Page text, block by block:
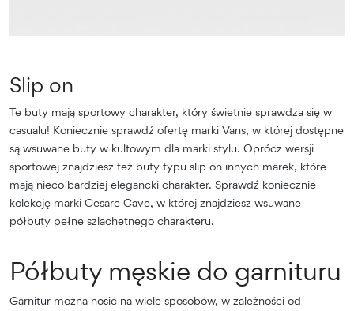
Slip on
Te buty mają sportowy charakter, który świetnie sprawdza się w
casualu! Koniecznie sprawdź ofertę marki Vans, w której dostępne
są wsuwane buty w kultowym dla marki stylu. Oprócz wersji
sportowej znajdziesz też buty typu slip on innych marek, które
mają nieco bardziej elegancki charakter. Sprawdź koniecznie
kolekcję marki Cesare Cave, w której znajdziesz wsuwane
półbuty pełne szlachetnego charakteru.
Półbuty męskie do garnituru
Garnitur można nosić na wiele sposobów, w zależności od